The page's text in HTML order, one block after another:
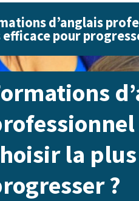
d’anglais
efficace pour
la
?